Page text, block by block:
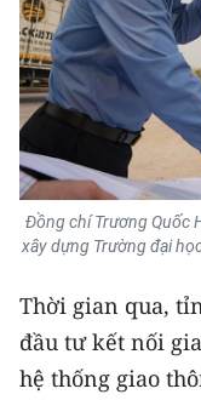
Đồng chí Trương Quốc
xây dựng Trường đại
Thời gian qua,
đầu tư kết nối
hệ thống giao